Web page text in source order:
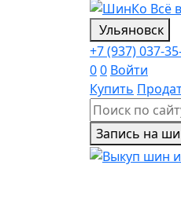
Ульяновск
+7 (937) 037-
00 Войти
Купить
Запись на